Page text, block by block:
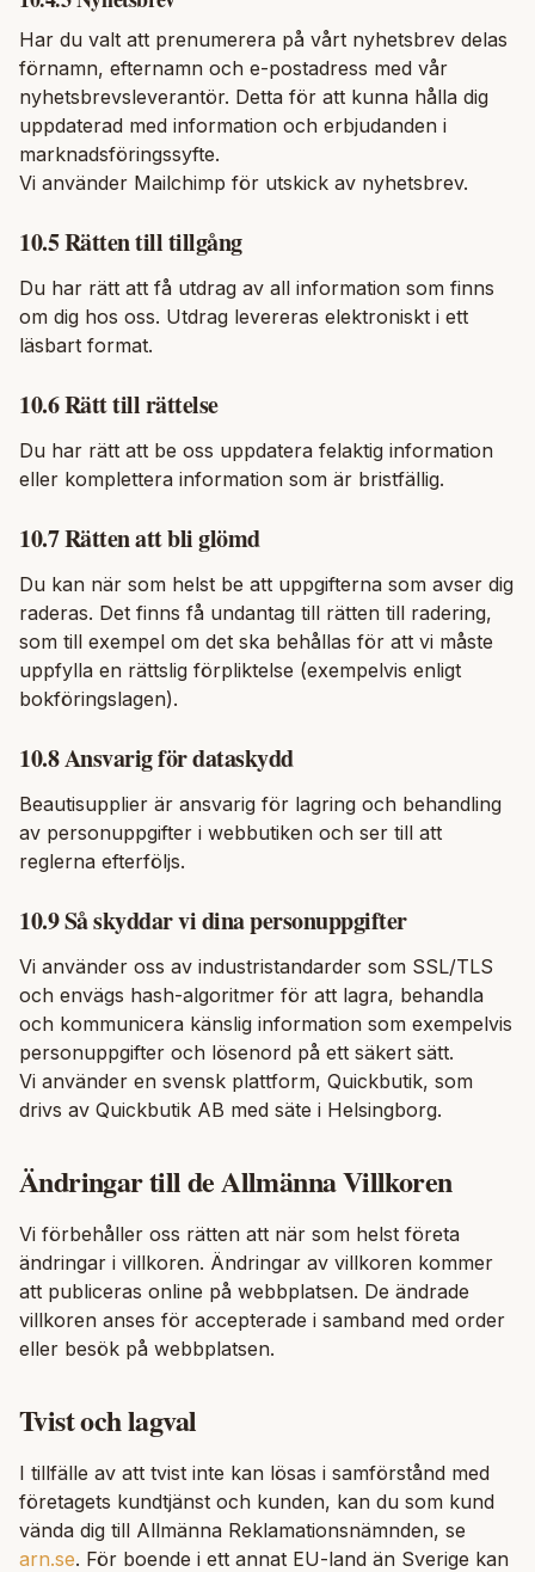
Har du valt att prenumerera på vårt nyhetsbrev delas
förnamn, efternamn och e-postadress med vår
nyhetsbrevsleverantör. Detta för att kunna hålla dig
uppdaterad med information och erbjudanden i
marknadsföringssyfte.
Vi använder Mailchimp för utskick av nyhetsbrev.
10.5 Rätten till tillgång
Du har rätt att få utdrag av all information som finns
om dig hos oss. Utdrag levereras elektroniskt i ett
läsbart format.
10.6 Rätt till rättelse
Du har rätt att be oss uppdatera felaktig information
eller komplettera information som är bristfällig.
10.7 Rätten att bli glömd
Du kan när som helst be att uppgifterna som avser dig
raderas. Det finns få undantag till rätten till radering,
som till exempel om det ska behållas för att vi måste
uppfylla en rättslig förpliktelse (exempelvis enligt
bokföringslagen).
10.8 Ansvarig för dataskydd
Beautisupplier är ansvarig för lagring och behandling
av personuppgifter i webbutiken och ser till att
reglerna efterföljs.
10.9 Så skyddar vi dina personuppgifter
Vi använder oss av industristandarder som SSL/TLS
och envägs hash-algoritmer för att lagra, behandla
och kommunicera känslig information som exempelvis
personuppgifter och lösenord på ett säkert sätt.
Vi använder en svensk plattform, Quickbutik, som
drivs av Quickbutik AB med säte i Helsingborg.
Ändringar till de Allmänna Villkoren
Vi förbehåller oss rätten att när som helst företa
ändringar i villkoren. Ändringar av villkoren kommer
att publiceras online på webbplatsen. De ändrade
villkoren anses för accepterade i samband med order
eller besök på webbplatsen.
Tvist och lagval
I tillfälle av att tvist inte kan lösas i samförstånd med
företagets kundtjänst och kunden, kan du som kund
vända dig till Allmänna Reklamationsnämnden, se
arn.se. För boende i ett annat EU-land än Sverige kan